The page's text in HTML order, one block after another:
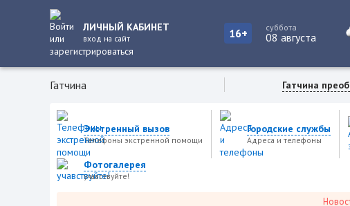
ЛИЧНЫЙ КАБИНЕТ
вход на сайт 16+ суббота
08 августа
Гатчина Гатчина
Экстренный вызов
Телефоны экстренной помощи
Городские службы
Адреса и телефоны
Фотогалерея
учавствуйте!
Новости